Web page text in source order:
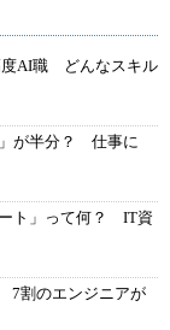
AI職 どんなスキル
が半分？ 仕事に
ト」って何？ IT資
7割のエンジニアが